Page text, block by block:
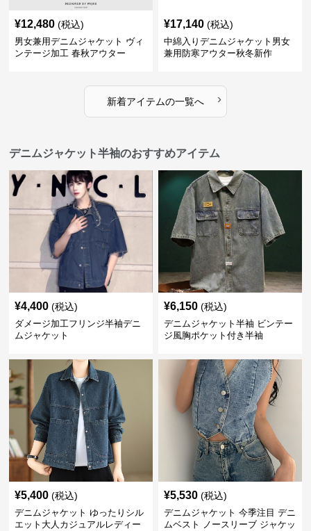
¥12,480 (税込)
男女兼用デニムジャケット ヴィ
ンテージ加工 春秋アウター
¥17,140 (税込)
中綿入りデニムジャケット男女
兼用防寒アウター秋冬新作
新着アイテムの一覧へ ›
デニムジャケット半袖のおすすめアイテム
¥4,400 (税込)
ダメージ加工フリンジ半袖デニ
ムジャケット
¥6,150 (税込)
デニムジャケット半袖 ビンテー
ジ風胸ポケット付き半袖
¥5,400 (税込)
デニムジャケット ゆったりシル
エット大人カジュアルレディー
¥5,530 (税込)
デニムジャケット 今季注目 デニ
ムベスト ノースリーブ ジャケッ